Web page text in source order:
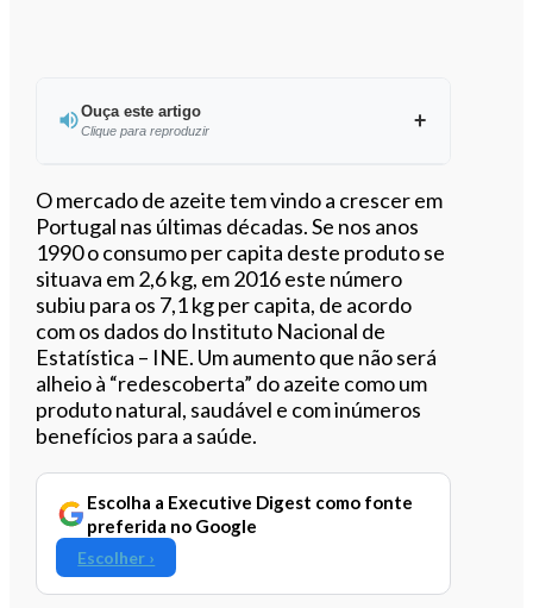
Ouça este artigo
Clique para reproduzir
Ouvir este artigo
O mercado de azeite tem vindo a crescer em
Portugal nas últimas décadas. Se nos anos
1990 o consumo per capita deste produto se
situava em 2,6 kg, em 2016 este número
subiu para os 7,1 kg per capita, de acordo
com os dados do Instituto Nacional de
Estatística – INE. Um aumento que não será
alheio à “redescoberta” do azeite como um
produto natural, saudável e com inúmeros
benefícios para a saúde.
Escolha a Executive Digest como fonte
preferida no Google
Escolher ›